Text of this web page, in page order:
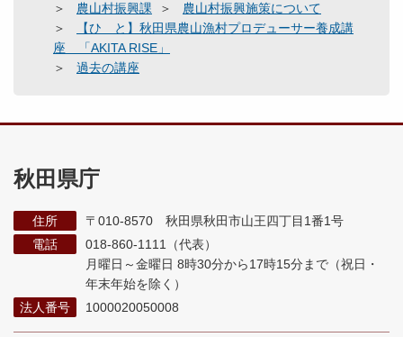
農山村振興課
農山村振興施策について
【ひ と】秋田県農山漁村プロデューサー養成講
座 「AKITA RISE」
過去の講座
秋田県庁
住所
〒010-8570 秋田県秋田市山王四丁目1番1号
電話
018-860-1111（代表）
月曜日～金曜日 8時30分から17時15分まで （祝日・
年末年始を除く）
法人番号
1000020050008